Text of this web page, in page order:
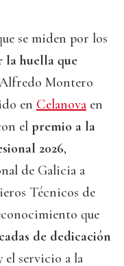
se miden por los
la huella que
Montero
en Celanova en
el premio a la
2026,
de Galicia a
Técnicos de
que
de dedicación
el servicio a la